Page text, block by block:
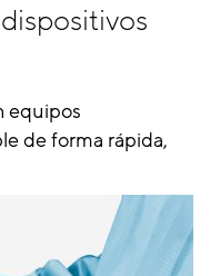
equipos
de forma rápida,